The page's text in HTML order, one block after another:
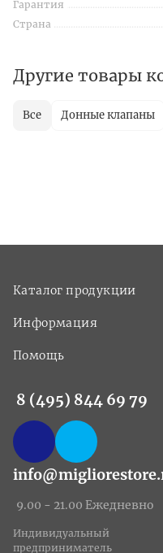
Гарантия
Страна
Другие товары
Все Донные клапаны
Каталог продукции
Информация
Помощь
8 (495) 844 69 79
9.00 - 21.00 Ежедневно
Индивидуальный
предприниматель